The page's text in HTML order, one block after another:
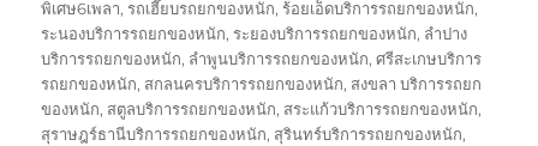
พิเศษ6เพลา,รถเฮี๊ยบรถยกของหนัก,ร้อยเอ็ดบริการรถยกของหนัก,
ระนองบริการรถยกของหนัก,ระยองบริการรถยกของหนัก, ลำปาง
บริการรถยกของหนัก, ลำพูนบริการรถยกของหนัก,ศรีสะเกษบริการ
รถยกของหนัก, สกลนครบริการรถยกของหนัก, สงขลา บริการรถยก
ของหนัก, สตูลบริการรถยกของหนัก, สระแก้วบริการรถยกของหนัก,
สุราษฎร์ธานีบริการรถยกของหนัก, สุรินทร์บริการรถยกของหนัก,